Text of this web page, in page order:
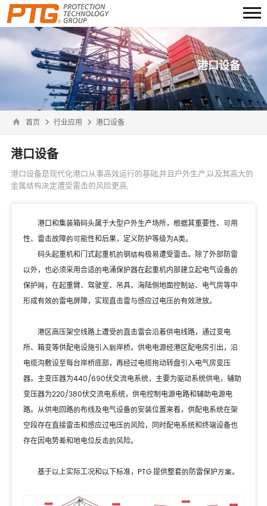
港口设备
首页 行业应用 港口设备
港口设备
港口设备是现代化港口从事高效运行的基础,并且户外生产,以及其高大的
金属结构决定遭受雷击的风险更高,
港口和集装箱码头属于大型户外生产场所，根据其重要性、可用
性、雷击故障的可能性和后果，定义防护等级为A类。
码头起重机和门式起重机的钢结构极易遭受雷击。除了外部防雷
以外，也必须采用合适的电涌保护器在起重机内部建立起电气设备的
保护网，在起重臂、驾驶室、吊具、海陆侧地面控制站、电气房等中
形成有效的雷电屏障，实现直击雷与感应过电压的有效泄放。
港区高压架空线路上遭受的直击雷会沿着供电线路，通过变电
所、箱变等供配电设施引入到岸桥。供电电源经港区配电房引出，沿
电缆沟敷设至每台岸桥底部，再经过电缆拖动转盘引入电气房变压
器。主变压器为440/690伏交流电系统，主要为驱动系统供电，辅助
变压器为220/380伏交流电系统，供电控制电源电路和辅助电源电
路。从供电回路的布线及电气设备的安装位置来看，供配电系统在架
空段存在直接雷击和感应过电压的风险，同时配电系统和终端设备也
存在因电势差和地电位反击的风险。
基于以上实际工况和以下标准，PTG 提供整套的防雷保护方案。